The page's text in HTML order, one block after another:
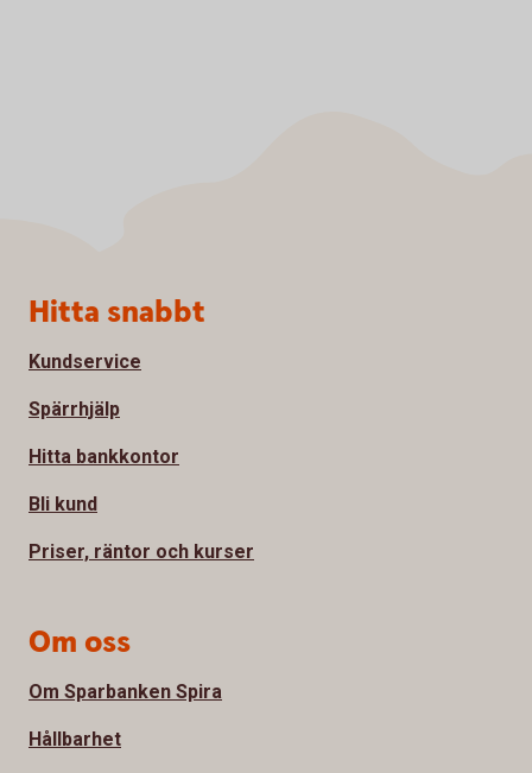
Sidfot
Hitta snabbt
Kundservice
Spärrhjälp
Hitta bankkontor
Bli kund
Priser, räntor och kurser
Om oss
Om Sparbanken Spira
Hållbarhet